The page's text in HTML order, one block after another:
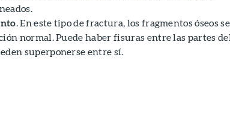
. En este tipo de fractura, los fragmentos óseos se
normal. Puede haber fisuras entre las partes
superponerse entre sí.